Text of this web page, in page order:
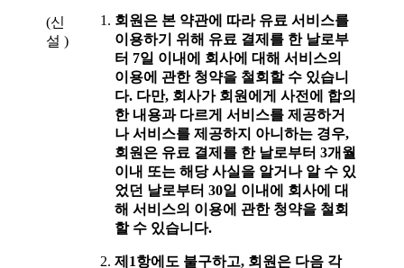
(신
설 )
회원은 본 약관에 따라 유료 서비스를
이용하기 위해 유료 결제를 한 날로부
터 7일 이내에 회사에 대해 서비스의
이용에 관한 청약을 철회할 수 있습니
다. 다만, 회사가 회원에게 사전에 합의
한 내용과 다르게 서비스를 제공하거
나 서비스를 제공하지 아니하는 경우,
회원은 유료 결제를 한 날로부터 3개월
이내 또는 해당 사실을 알거나 알 수 있
었던 날로부터 30일 이내에 회사에 대
해 서비스의 이용에 관한 청약을 철회
할 수 있습니다.
제1항에도 불구하고, 회원은 다음 각